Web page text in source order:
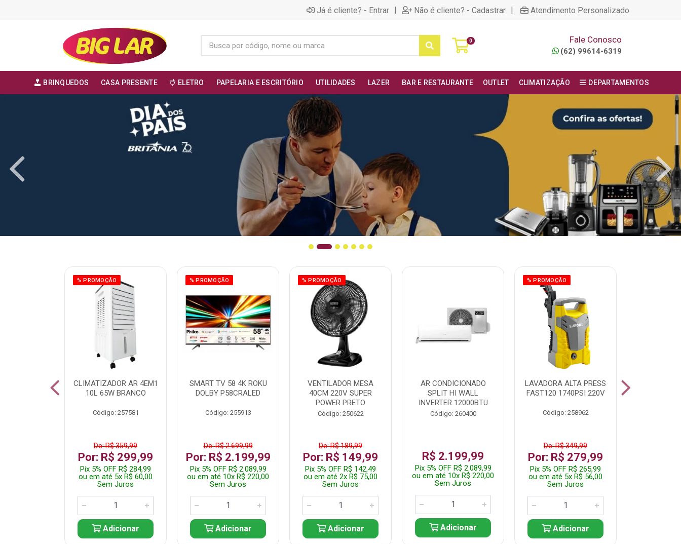
Já é cliente? - Entrar | Não é cliente? - Cadastrar | Atendimento Personalizado
0 Fale Conosco
(62) 99614-6319
BRINQUEDOS CASA PRESENTE ELETRO PAPELARIA E ESCRITÓRIO UTILIDADES LAZER BAR E RESTAURANTE OUTLET CLIMATIZAÇÃO DEPARTAMENTOS
% PROMOÇÃO
CLIMATIZADOR AR 4EM1
10L 65W BRANCO
Código: 257581
De: R$ 359,99
Por: R$ 299,99
Pix 5% OFF R$ 284,99
ou em até 5x R$ 60,00
Sem Juros
Adicionar
% PROMOÇÃO
SMART TV 58 4K ROKU
DOLBY P58CRALED
Código: 255913
De: R$ 2.699,99
Por: R$ 2.199,99
Pix 5% OFF R$ 2.089,99
ou em até 10x R$ 220,00
Sem Juros
Adicionar
% PROMOÇÃO
VENTILADOR MESA
40CM 220V SUPER
POWER PRETO
Código: 250622
De: R$ 189,99
Por: R$ 149,99
Pix 5% OFF R$ 142,49
ou em até 2x R$ 75,00
Sem Juros
Adicionar
AR CONDICIONADO
SPLIT HI WALL
INVERTER 12000BTU
Código: 260400
R$ 2.199,99
Pix 5% OFF R$ 2.089,99
ou em até 10x R$ 220,00
Sem Juros
Adicionar
% PROMOÇÃO
LAVADORA ALTA PRESS
FAST120 1740PSI 220V
Código: 258962
De: R$ 349,99
Por: R$ 279,99
Pix 5% OFF R$ 265,99
ou em até 5x R$ 56,00
Sem Juros
Adicionar